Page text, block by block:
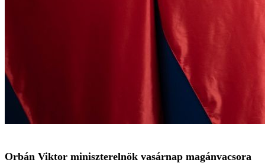
Orbán Viktor miniszterelnök vasárnap magánvacsora